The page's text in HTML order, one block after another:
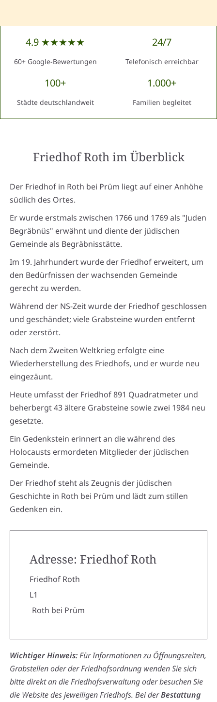
4.9 ★★★★★
60+ Google-Bewertungen
24/7
Telefonisch erreichbar
100+
Städte deutschlandweit
1.000+
Familien begleitet
Friedhof Rothim Überblick
Der Friedhof in Roth bei Prüm liegt auf einer Anhöhe
südlich des Ortes.
Er wurde erstmals zwischen 1766 und 1769 als "Juden
Begräbnüs" erwähnt und diente der jüdischen
Gemeinde als Begräbnisstätte.
Im 19. Jahrhundert wurde der Friedhof erweitert, um
den Bedürfnissen der wachsenden Gemeinde
gerecht zu werden.
Während der NS-Zeit wurde der Friedhof geschlossen
und geschändet; viele Grabsteine wurden entfernt
oder zerstört.
Nach dem Zweiten Weltkrieg erfolgte eine
Wiederherstellung des Friedhofs, und er wurde neu
eingezäunt.
Heute umfasst der Friedhof 891 Quadratmeter und
beherbergt 43 ältere Grabsteine sowie zwei 1984 neu
gesetzte.
Ein Gedenkstein erinnert an die während des
Holocausts ermordeten Mitglieder der jüdischen
Gemeinde.
Der Friedhof steht als Zeugnis der jüdischen
Geschichte in Roth bei Prüm und lädt zum stillen
Gedenken ein.
Adresse: Friedhof Roth
Friedhof Roth
L1
Roth bei Prüm
Wichtiger Hinweis:Für Informationen zu Öffnungszeiten,
Grabstellen oder der Friedhofsordnung wenden Sie sich
bitte direkt an die Friedhofsverwaltung oder besuchen Sie
die Website des jeweiligen Friedhofs. Bei derBestattung